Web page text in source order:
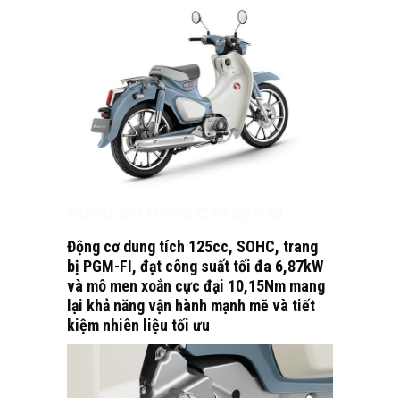
Động cơ dung tích 125cc, SOHC, trang
bị PGM-FI, đạt công suất tối đa 6,87kW
và mô men xoắn cực đại 10,15Nm mang
lại khả năng vận hành mạnh mẽ và tiết
kiệm nhiên liệu tối ưu